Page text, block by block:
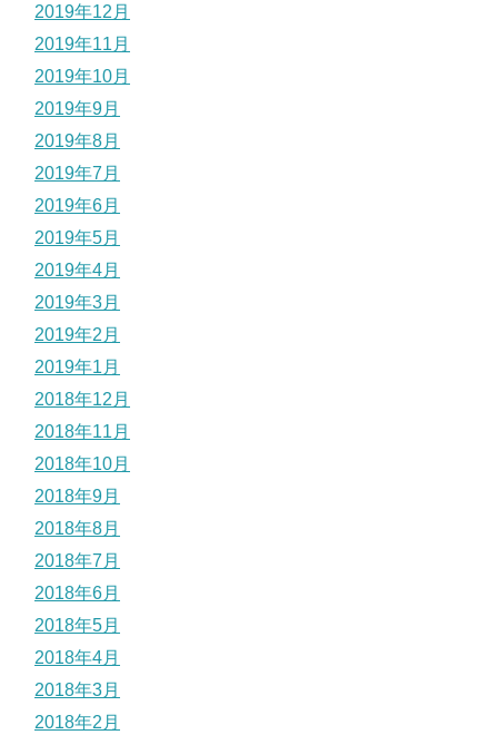
2019年12月
2019年11月
2019年10月
2019年9月
2019年8月
2019年7月
2019年6月
2019年5月
2019年4月
2019年3月
2019年2月
2019年1月
2018年12月
2018年11月
2018年10月
2018年9月
2018年8月
2018年7月
2018年6月
2018年5月
2018年4月
2018年3月
2018年2月